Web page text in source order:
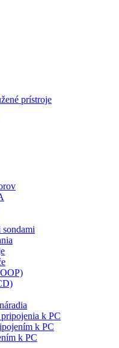
prístroje
k PC
k PC
k PC